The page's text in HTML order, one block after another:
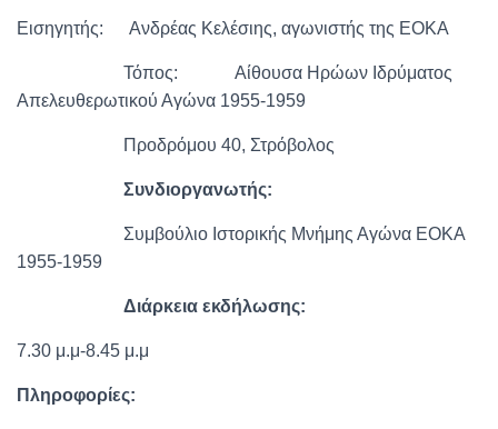
Εισηγητής: Ανδρέας Κελέσιης, αγωνιστής της ΕΟΚΑ
Τόπος: Αίθουσα Ηρώων Ιδρύματος
Απελευθερωτικού Αγώνα 1955-1959
Προδρόμου 40, Στρόβολος
Συνδιοργανωτής:
Συμβούλιο Ιστορικής Μνήμης Αγώνα ΕΟΚΑ
1955-1959
Διάρκεια εκδήλωσης:
7.30 μ.μ-8.45 μ.μ
Πληροφορίες: